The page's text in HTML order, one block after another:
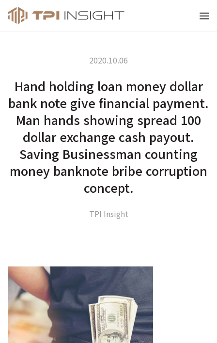
티피아이 인사이트
2020.10.06
Hand holding loan money dollar
bank note give financial payment.
Man hands showing spread 100
dollar exchange cash payout.
Saving Businessman counting
money banknote bribe corruption
concept.
TPI Insight